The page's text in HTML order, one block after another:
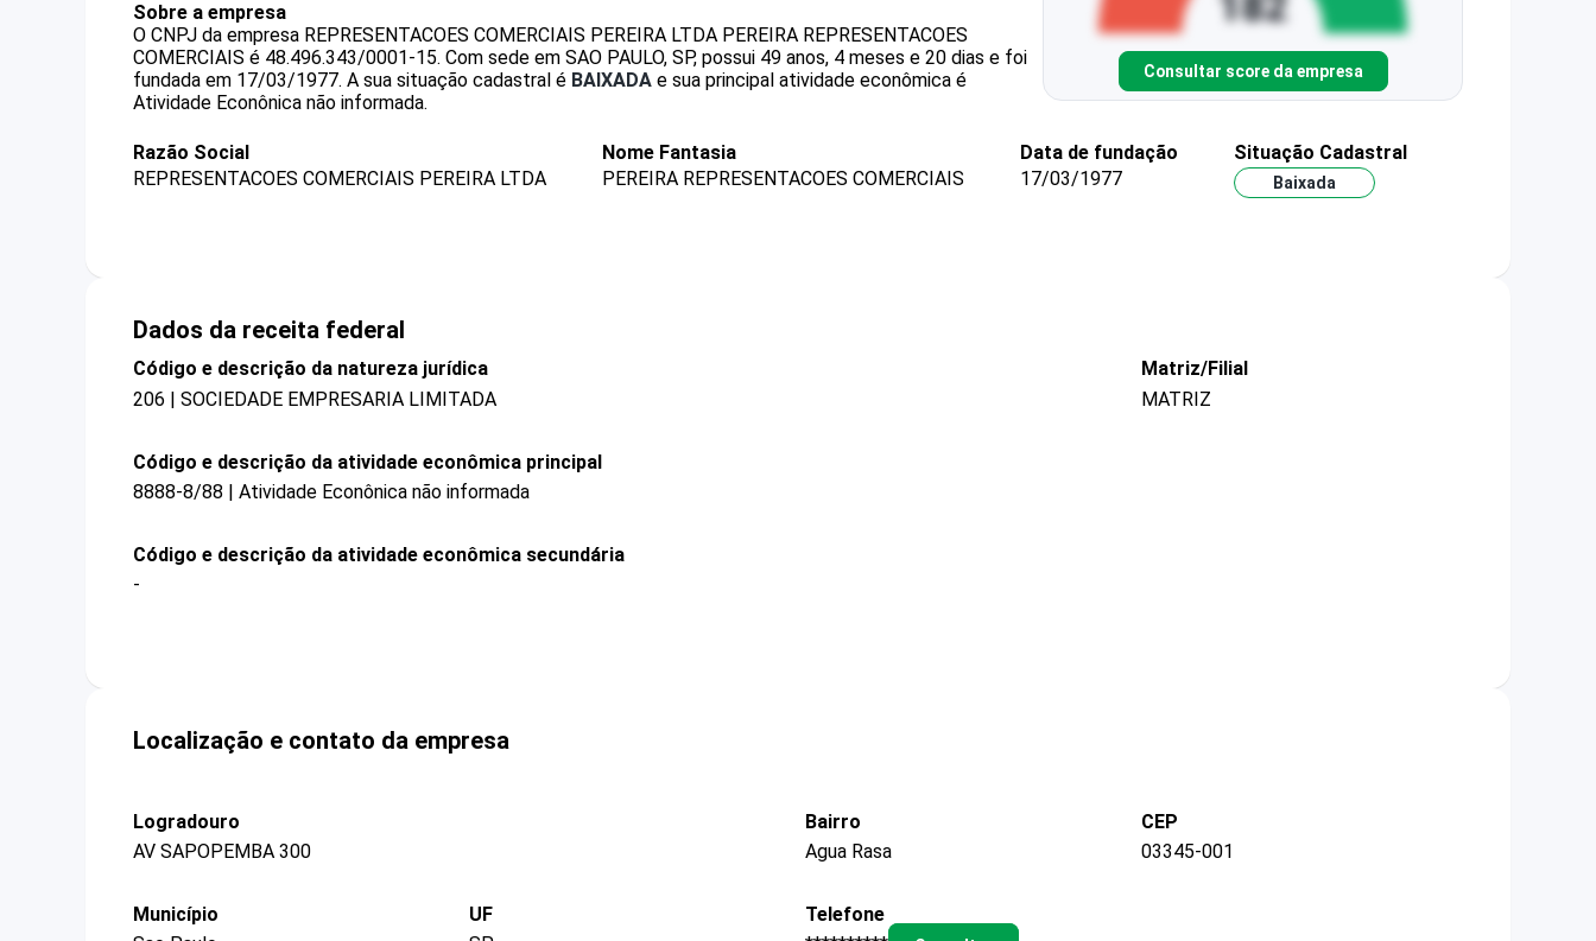
Sobre a empresa
O CNPJ da empresa REPRESENTACOES COMERCIAIS PEREIRA LTDA PEREIRA REPRESENTACOES
COMERCIAIS é 48.496.343/0001-15. Com sede em SAO PAULO, SP, possui 49 anos, 4 meses e 20 dias e foi
fundada em 17/03/1977. A sua situação cadastral é BAIXADA e sua principal atividade econômica é
Atividade Econônica não informada.
Consultar score da empresa
Razão Social
REPRESENTACOES COMERCIAIS PEREIRA LTDA
Nome Fantasia
PEREIRA REPRESENTACOES COMERCIAIS
Data de fundação
17/03/1977
Situação Cadastral
Baixada
Dados da receita federal
Código e descrição da natureza jurídica
206 | SOCIEDADE EMPRESARIA LIMITADA
Matriz/Filial
MATRIZ
Código e descrição da atividade econômica principal
8888-8/88 | Atividade Econônica não informada
Código e descrição da atividade econômica secundária
-
Localização e contato da empresa
Logradouro
AV SAPOPEMBA 300
Bairro
Agua Rasa
CEP
03345-001
Município
UF
Telefone